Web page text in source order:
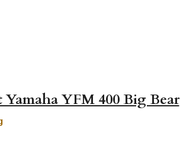
YFM 400 Big Bear